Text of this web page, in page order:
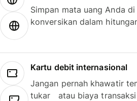
Simpan mata uang Anda
konversikan dalam
Kartu debit internasional
Jangan pernah khawatir
tukar atau biaya